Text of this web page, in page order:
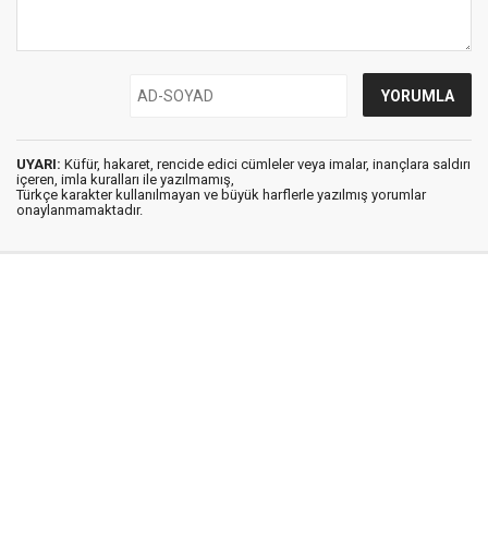
UYARI: Küfür, hakaret, rencide edici cümleler veya imalar, inançlara saldırı
içeren, imla kuralları ile yazılmamış,
Türkçe karakter kullanılmayan ve büyük harflerle yazılmış yorumlar
onaylanmamaktadır.